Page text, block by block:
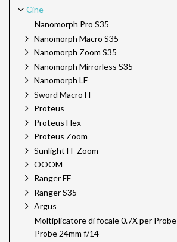
Cine
Nanomorph Pro S35
Nanomorph Macro S35
Nanomorph Zoom S35
Nanomorph Mirrorless S35
Nanomorph LF
Sword Macro FF
Proteus
Proteus Flex
Proteus Zoom
Sunlight FF Zoom
OOOM
Ranger FF
Ranger S35
Argus
Moltiplicatore di focale 0.7X per Probe
Probe 24mm f/14